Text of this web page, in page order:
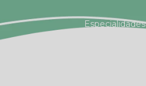
Especialidades